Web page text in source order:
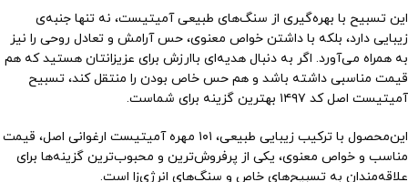
این تسبیح با بهره‌گیری از سنگ‌های طبیعی آمیتیست، نه تنها جنبه‌ی
زیبایی دارد، بلکه با داشتن خواص معنوی، حس آرامش و تعادل روحی را نیز
به همراه می‌آورد. اگر به دنبال هدیه‌ای باارزش برای عزیزانتان هستید که هم
قیمت مناسبی داشته باشد و هم حس خاص بودن را منتقل کند، تسبیح
آمیتیست اصل کد ۱۴۹۷ بهترین گزینه برای شماست.
این‌محصول با ترکیب زیبایی طبیعی، ۱۰۱ مهره آمیتیست ارغوانی اصل، قیمت
مناسب و خواص معنوی، یکی از پرفروش‌ترین و محبوب‌ترین گزینه‌ها برای
علاقه‌مندان به تسبیح‌های خاص و سنگ‌های انرژی‌زا است.